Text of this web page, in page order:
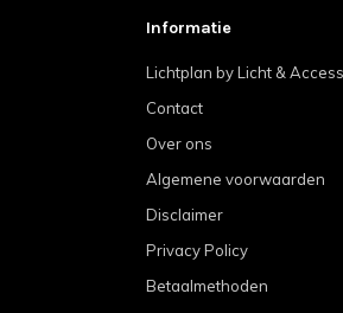
Informatie
Lichtplan by Licht &
Contact
Over ons
Algemene voorwaarden
Disclaimer
Privacy Policy
Betaalmethoden